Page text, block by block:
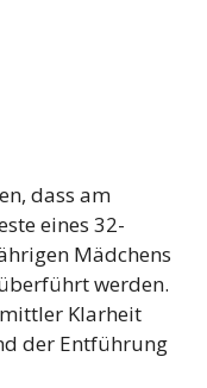
dass am
eines 32-
Mädchens
werden.
Klarheit
der Entführung